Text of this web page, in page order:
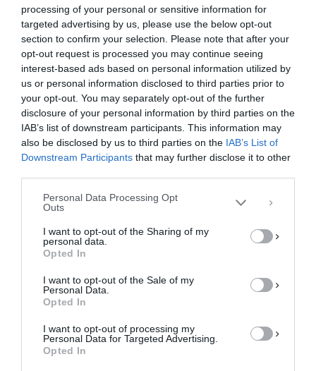
processing of your personal or sensitive information for
targeted advertising by us, please use the below opt-out
section to confirm your selection. Please note that after your
opt-out request is processed you may continue seeing
interest-based ads based on personal information utilized by
us or personal information disclosed to third parties prior to
your opt-out. You may separately opt-out of the further
disclosure of your personal information by third parties on the
IAB’s list of downstream participants. This information may
also be disclosed by us to third parties on the IAB’s List of
Downstream Participants that may further disclose it to other
Personal Data Processing Opt
Outs
I want to opt-out of the Sharing of my
personal data.
Opted In
I want to opt-out of the Sale of my
Personal Data.
Opted In
I want to opt-out of processing my
Personal Data for Targeted Advertising.
Opted In
Διαχείριση Συγκατάθεσης
Για να παρέχουμε την καλύτερη εμπειρία, χρησιμοποιούμε τεχνολογίες όπως
cookies για την αποθήκευση ή/και την πρόσβαση σε πληροφορίες συσκευών.
Η συγκατάθεση για τις εν λόγω τεχνολογίες θα μας επιτρέψει να
επεξεργαστούμε δεδομένα προσωπικού χαρακτήρα, όπως συμπεριφορά
συγκατάθεση ή η ανάκληση της συγκατάθεσης, μπορεί να επηρεάσει
αρνητικά ορισμένες λειτουργίες και δυνατότητες.
ΠΡΟΒΟΛΉ ΠΡΟΤΙΜΉΣΕΩΝ
Πολιτική Cookies
16χρονο παλικάρι από το Παλαιόκαστρο
Ελασσόνας που έχασε τη ζωή του χθες το …
F
a
c
e
b
o
o
k
M
a
st
o
d
o
n
E
m
ai
l
Μ
οι
ρ
α
σ
τε
ίτ
ε
Ελασσονίτης που σκοτώθηκε σε
τροχαίο